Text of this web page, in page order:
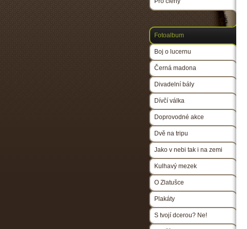
Fotoalbum
Boj o lucernu
Černá madona
Divadelní bály
Dívčí válka
Doprovodné akce
Dvě na tripu
Jako v nebi tak i na zemi
Kulhavý mezek
O Zlatušce
Plakáty
S tvojí dcerou? Ne!